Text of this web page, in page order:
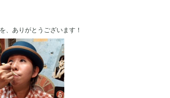
、ありがとうございます！